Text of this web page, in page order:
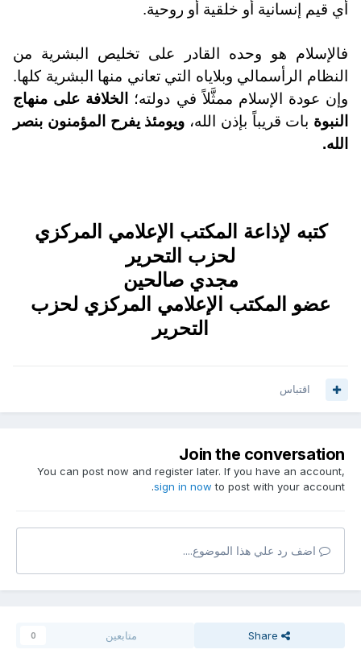
أي قيم إنسانية أو خلقية أو روحية.
فالإسلام هو وحده القادر على تخليص البشرية من
النظام الرأسمالي وبلاياه التي تعاني منها البشرية كلها.
وإن عودة الإسلام ممثَّلاً في دولته؛
الخلافة على منهاج
النبوة بات قريباً بإذن الله،
ويومئذ يفرح المؤمنون بنصر
الله.
كتبه لإذاعة المكتب الإعلامي المركزي
لحزب التحرير
مجدي صالحين
عضو المكتب الإعلامي المركزي لحزب
التحرير
اقتباس
Join the conversation
You can post now and register later. If you have an account,
sign in nowto post with your account.
اضف رد علي هذا الموضوع....
Share متابعين 0